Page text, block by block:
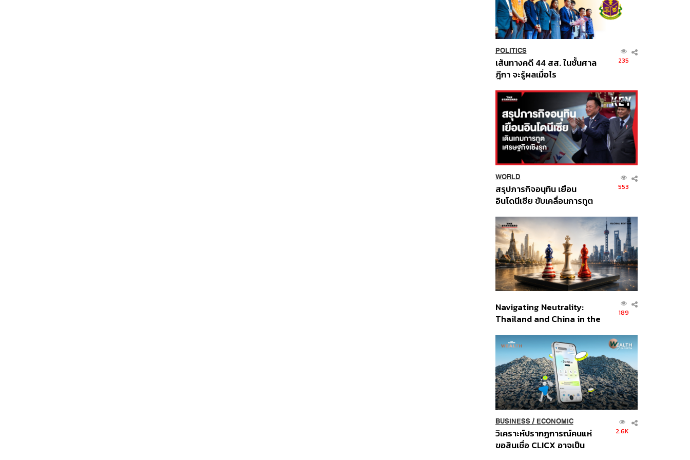
POLITICS
เส้นทางคดี 44 สส. ในชั้นศาล
ฎีกา จะรู้ผลเมื่อไร
235
WORLD
สรุปภารกิจอนุทิน เยือน
อินโดนีเซีย ขับเคลื่อนการทูต
ส่วนยุทธศาสตร์ไทย –
อินโดนีเซีย
553
Navigating Neutrality:
Thailand and China in the
Order
189
BUSINESS/ ECONOMIC
วิเคราะห์ปรากฏการณ์คนแห่
ขอสินเชื่อ CLICX อาจเป็น
2.6K